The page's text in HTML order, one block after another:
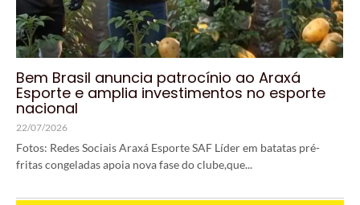
Bem Brasil anuncia patrocínio ao Araxá
Esporte e amplia investimentos no esporte
nacional
22/07/2026
Fotos: Redes Sociais Araxá Esporte SAF Líder em batatas pré-
fritas congeladas apoia nova fase do clube,que...